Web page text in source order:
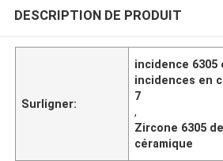
DESCRIPTION DE PRODUIT
Surligner:
incidence 6305
incidences en
7
,
Zircone 6305
céramique